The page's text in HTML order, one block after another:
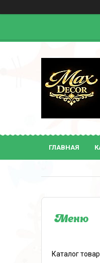
ГЛАВНАЯ
Каталог